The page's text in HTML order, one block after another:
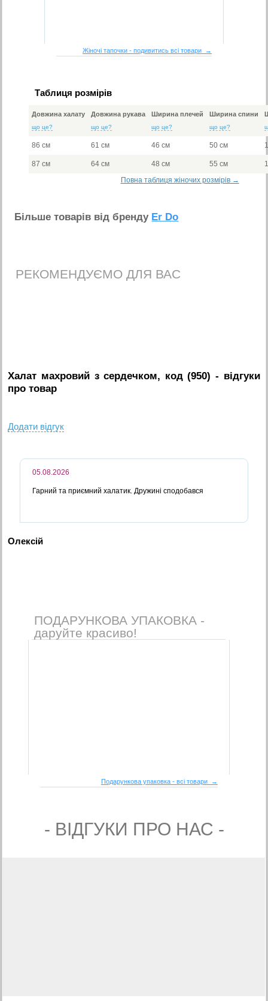
Жіночі тапочки - подивитись всі товари →
Таблиця розмірів
Довжина халату
що це?
Довжина рукава
що це?
Ширина плечей
що це?
Ширина спини
що це?
86 см 61 см 46 см 50 см
87 см 64 см 48 см 55 см
Повна таблиця жіночих розмірів →
Бiльше товарiв вiд бренду Er Do
РЕКОМЕНДУЄМО ДЛЯ ВАС
Халат махровий з сердечком, код (950) - вiдгуки
про товар
Додати вiдгук
05.08.2026
Гарний та приємний халатик. Дружині сподобався
Олексiй
ПОДАРУНКОВА УПАКОВКА -
даруйте красиво!
Подарункова упаковка - всі товари →
- ВIДГУКИ ПРО НАС -